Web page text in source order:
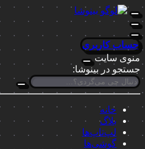
حساب کاربری
منوی سایت
جستجو در بینوشا:
خانه
بلاگ
لپ‌تاپ‌ها
گوشی‌ها